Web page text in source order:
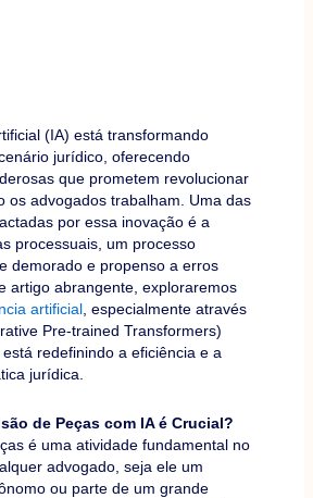
(IA) está transformando
jurídico, oferecendo
que prometem revolucionar
os advogados trabalham. Uma das
por essa inovação é a
processuais, um processo
demorado e propenso a erros
artigo abrangente, exploraremos
artificial, especialmente através
Pre-trained Transformers)
redefinindo a eficiência e a
jurídica.
de Peças com IA é Crucial?
é uma atividade fundamental no
advogado, seja ele um
ou parte de um grande